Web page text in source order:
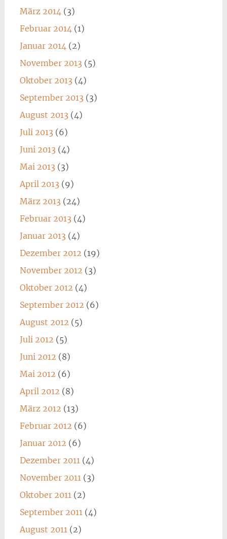
März 2014(3)
Februar 2014(1)
Januar 2014(2)
November 2013 (5)
Oktober 2013 (4)
September 2013 (3)
August 2013 (4)
Juli 2013 (6)
Juni 2013 (4)
Mai 2013 (3)
April 2013 (9)
März 2013 (24)
Februar 2013 (4)
Januar 2013 (4)
Dezember 2012 (19)
November 2012 (3)
Oktober 2012 (4)
September 2012 (6)
August 2012 (5)
Juli 2012 (5)
Juni 2012 (8)
Mai 2012 (6)
April 2012 (8)
März 2012 (13)
Februar 2012 (6)
Januar 2012 (6)
Dezember 2011(4)
November 2011(3)
Oktober 2011(2)
September 2011(4)
August 2011(2)